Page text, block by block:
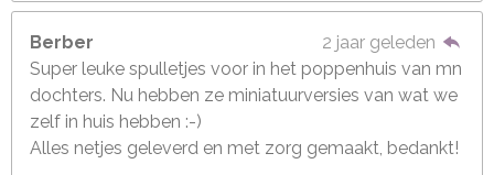
Berber
2 jaar geleden
Super leuke spulletjes voor in het poppenhuis van mn
dochters. Nu hebben ze miniatuurversies van wat we
zelf in huis hebben :-)
Alles netjes geleverd en met zorg gemaakt, bedankt!